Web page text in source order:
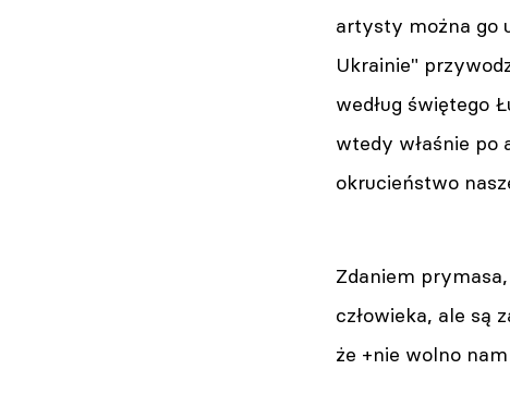
artysty można go
Ukrainie"
według świętego
wtedy właśnie
okrucieństwo
Zdaniem
człowieka, ale są
że +nie wolno